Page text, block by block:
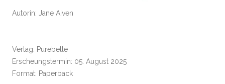
Autorin: Jane Aiven
Verlag: Purebelle
Erscheungstermin: 05. August 2025
Format: Paperback